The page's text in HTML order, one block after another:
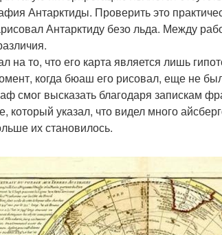
Антарктиды. Проверить это
Антарктиду безо льда. Между
то, что его карта является лишь
когда бюаш его рисовал, еще не
смог высказать благодаря запискам
который указал, что видел много
их становилось.